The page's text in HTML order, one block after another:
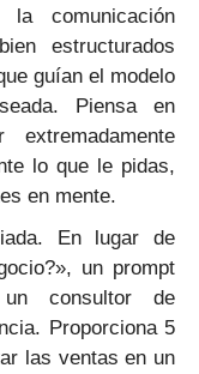
comunicación
estructurados
guían el modelo
Piensa en
lo que le pidas,
en mente.
En lugar de
un prompt
consultor de
Proporciona 5
las ventas en un